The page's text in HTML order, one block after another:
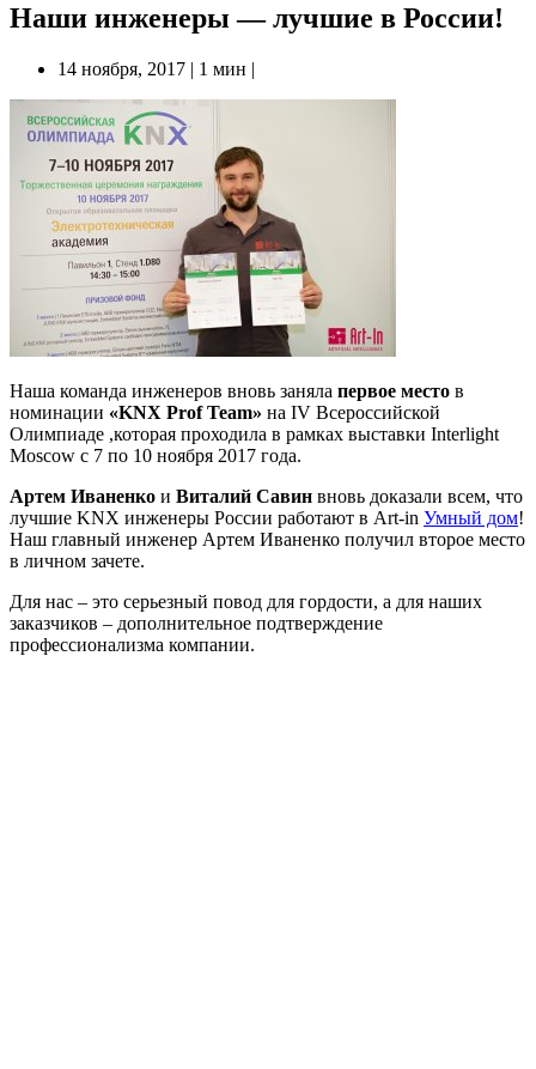
Наши инженеры — лучшие в России!
14 ноября, 2017 | 1 мин |
Наша команда инженеров вновь заняла первое место в
номинации «KNX Prof Team» на IV Всероссийской
Олимпиаде ,которая проходила в рамках выставки Interlight
Moscow с 7 по 10 ноября 2017 года.
Артем Иваненко и Виталий Савин вновь доказали всем, что
лучшие KNX инженеры России работают в Art-in Умный дом!
Наш главный инженер Артем Иваненко получил второе место
в личном зачете.
Для нас – это серьезный повод для гордости, а для наших
заказчиков – дополнительное подтверждение
профессионализма компании.